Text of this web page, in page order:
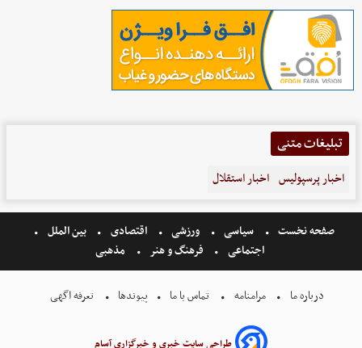
تبلیغات متنی
اخبار پرسپولیس اخبار استقلال
صفحه نخست سیاسی ورزشی اقتصادی
بین الملل
اجتماعی
فرهنگ و هنر مذهبی
درباره ما مرامنامه تماس با ما پیوندها تعرفه اگهی
طراحی سایت خبری و خبرگزاری آسام